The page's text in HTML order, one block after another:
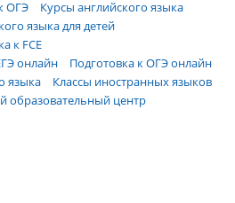
ОГЭ
Курсы английского языка
языка для детей
к FCE
онлайн
Подготовка к ОГЭ онлайн
языка
Классы иностранных языков
образовательный центр